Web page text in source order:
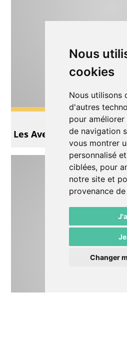
Nous
cookies
Nous utilisons
d'autres
pour
de navigation
vous montrer
personnalisé
ciblées, pour
notre site et
provenance
Changer
Les Aventures de Petchi